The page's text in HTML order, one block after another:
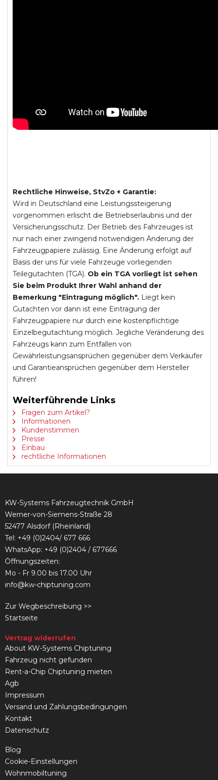
Rechtliche Hinweise, StvZo + Garantie:
Wird in Deutschland eine Leistungssteigerung
vorgenommen erlischt die Betriebserlaubnis und der
Versicherungsschutz. Der Betrieb des Fahrzeuges ist
nur nach einer zwingend notwendigen Änderung der
Fahrzeugpapiere zulässig. Eine Änderung erfolgt auf
Basis der uns für viele Fahrzeuge vorliegenden
Teilegutachten (TGA). Ob ein TGA vorliegt ist sehen
Sie beim Produkt Ihrer Wahl anhand der
Bemerkung "Eintragung möglich". Liegt kein
Gutachten vor dann ist eine Eintragung der
Fahrzeugpapiere nur durch eine kostenpflichtige
Einzelbegutachtung möglich. Jegliche Veränderung des
Fahrzeugs kann zum Entfallen von
Gewährleistungsansprüchen gegenüber dem Verkäufer
und Garantieansprüchen gegenüber dem Hersteller
führen!
Weiterführende Links
Fragen zum Artikel?
Informationen
Kundenstimmen
Presse
Einbau
rechtliche Informationen
KW-Systems Fahrzeugtechnik GmbH
Werner-von-Siemens-Straße 28
52477 Alsdorf (Rheinland)
Tel: +49 (0)2404/ 677 666
WhatsApp: +49 (0)2404 / 677666
Öffnungszeiten:
Mo - Fr 9.00 bis 17.00 Uhr
info@kw-chiptuning.com
Zur Wegbeschreibung >>
Startseite
Vertrag widerrufen
About KW-Systems Chiptuning
Fahrzeug nicht gefunden
Rent-a-Chip Chiptuning mieten
Agb
Impressum
Versand und Zahlungsbedingungen
Kontakt
Datenschutz
Blog
Cookie-Einstellungen
Wohnmobiltuning